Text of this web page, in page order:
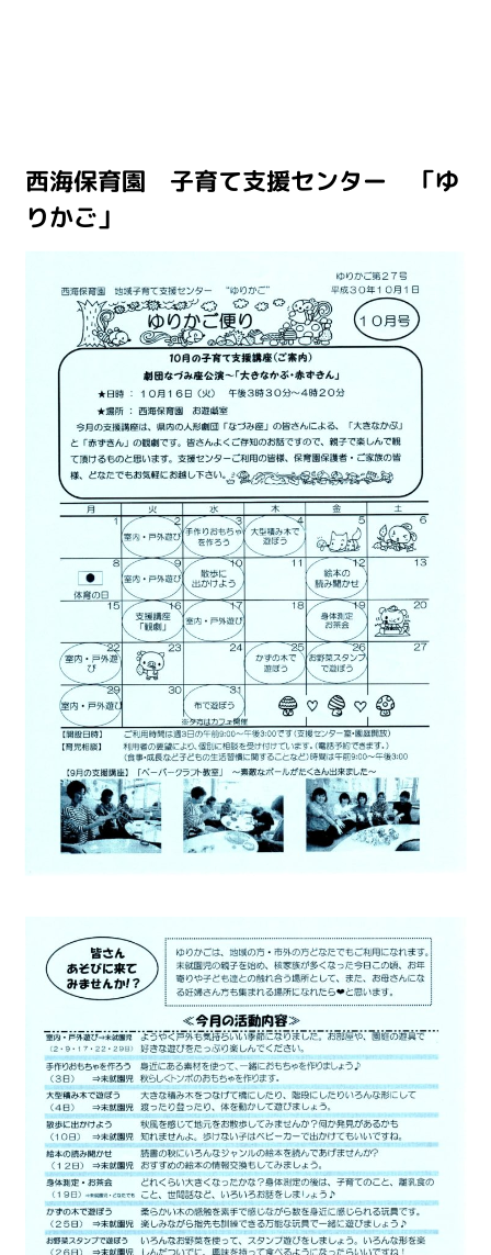
西海保育園 子育て支援センター 「ゆ
りかご」